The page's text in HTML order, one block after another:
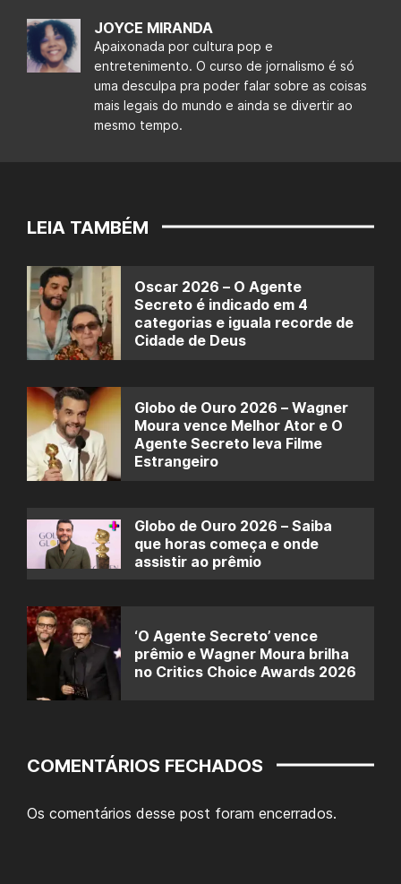
JOYCE MIRANDA
Apaixonada por cultura pop e
entretenimento. O curso de jornalismo é só
uma desculpa pra poder falar sobre as coisas
mais legais do mundo e ainda se divertir ao
mesmo tempo.
LEIA TAMBÉM
Oscar 2026 – O Agente
Secreto é indicado em 4
categorias e iguala recorde de
Cidade de Deus
Globo de Ouro 2026 – Wagner
Moura vence Melhor Ator e O
Agente Secreto leva Filme
Estrangeiro
Globo de Ouro 2026 – Saiba
que horas começa e onde
assistir ao prêmio
‘O Agente Secreto’ vence
prêmio e Wagner Moura brilha
no Critics Choice Awards 2026
COMENTÁRIOS FECHADOS
Os comentários desse post foram encerrados.